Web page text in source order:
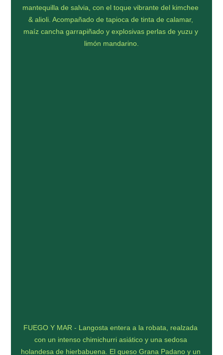
mantequilla de salvia, con el toque vibrante del kimchee
& alioli. Acompañado de tapioca de tinta de calamar,
maíz cancha garrapiñado y explosivas perlas de yuzu y
limón mandarino.
FUEGO Y MAR - Langosta entera a la robata, realzada
con un intenso chimichurri asiático y una sedosa
holandesa de hierbabuena. El queso Grana Padano y un